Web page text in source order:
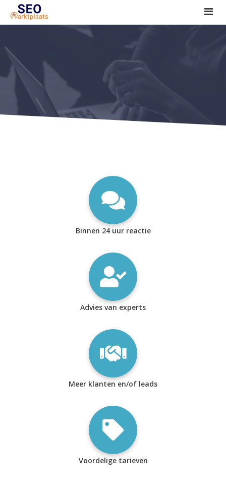
SEO tools reviews
Marketeer bij jou in de buurt?
Offerte
1. Seo voor beginners +
2. Onderzoeken +
Binnen 24 uur reactie
Advies van experts
Meer klanten en/of leads
Voordelige tarieven